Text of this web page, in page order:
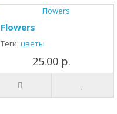
Flowers
Теги: цветы
25.00 р.